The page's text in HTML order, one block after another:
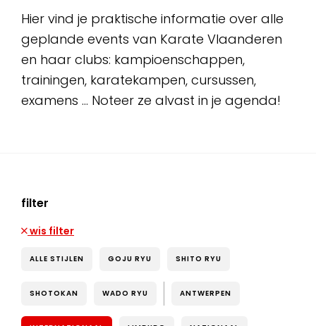
Hier vind je praktische informatie over alle
geplande events van Karate Vlaanderen
en haar clubs: kampioenschappen,
trainingen, karatekampen, cursussen,
examens … Noteer ze alvast in je agenda!
filter
wis filter
ALLE STIJLEN GOJU RYU SHITO RYU
SHOTOKAN WADO RYU ANTWERPEN